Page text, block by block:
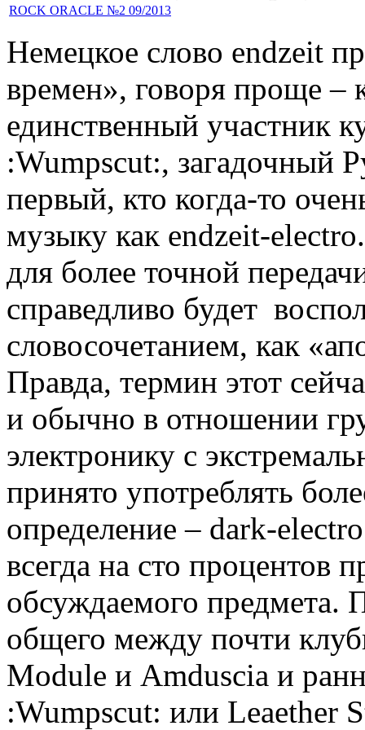
ROCK ORACLE №2 09/2013
Немецкое слово endzeit
времен», говоря проще –
единственный участник
:Wumpscut:, загадочный
первый, кто когда-то
музыку как endzeit-
для более точной
справедливо будет
словосочетанием, как
Правда, термин этот
и обычно в отношении
электронику с
принято употреблять
определение – dark-
всегда на сто процентов
обсуждаемого предмета.
общего между почти
Module и Amduscia и
:Wumpscut: или Leaether